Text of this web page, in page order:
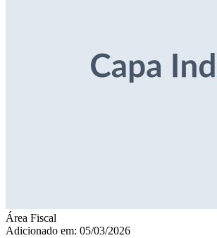
Área Fiscal
Adicionado em: 05/03/2026